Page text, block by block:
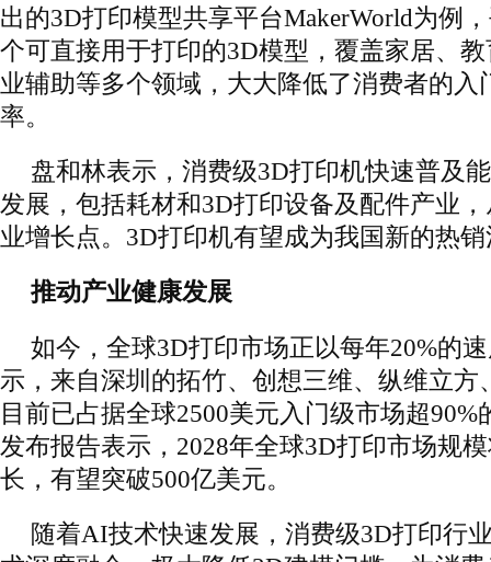
出的3D打印模型共享平台MakerWorld为例
个可直接用于打印的3D模型，覆盖家居、
业辅助等多个领域，大大降低了消费者的入
率。
盘和林表示，消费级3D打印机快速普及
发展，包括耗材和3D打印设备及配件产业
业增长点。3D打印机有望成为我国新的热
推动产业健康发展
如今，全球3D打印市场正以每年20%的
示，来自深圳的拓竹、创想三维、纵维立方
目前已占据全球2500美元入门级市场超
发布报告表示，2028年全球3D打印市场规
长，有望突破500亿美元。
随着AI技术快速发展，消费级3D打印行